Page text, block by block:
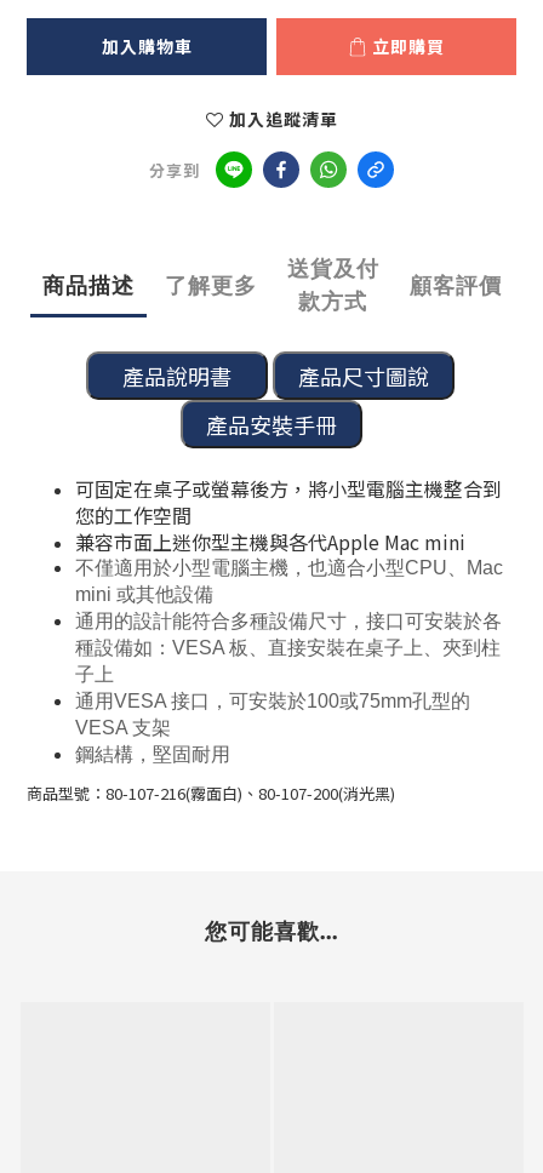
加入購物車 立即購買
加入追蹤清單
分享到
商品描述 了解更多
送貨及付
款方式
顧客評價
可固定在桌子或螢幕後方，將小型電腦主機整合到
您的工作空間
兼容市面上迷你型主機與各代Apple Mac mini
不僅適用於小型電腦主機，也適合小型CPU、Mac
mini 或其他設備
通用的設計能符合多種設備尺寸，接口可安裝於各
種設備如：VESA 板、直接安裝在桌子上、夾到柱
子上
通用VESA 接口，可安裝於100或75mm孔型的
VESA 支架
鋼結構，堅固耐用
商品型號： 80-107-216(霧面白)、80-107-200(消光黑)
您可能喜歡...